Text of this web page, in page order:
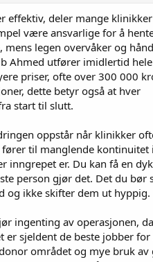
effektiv, deler mange
være ansvarlige for å
legen overvåker og
Ahmed utfører imidlertid hele
priser, ofte over 300 000
dette betyr også at hver
start til slutt.
oppstår når klinikker
til manglende kontinuitet i
inngrepet er. Du kan få en
person gjør det. Det du bør
og ikke skifter dem ut hyppig.
ingenting av operasjonen,
er sjeldent de beste jobber for
området og mye bruk av